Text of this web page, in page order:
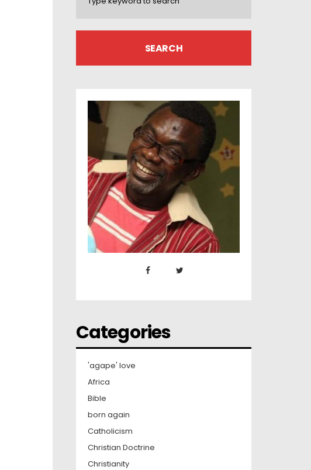
Categories
'agape' love
Africa
Bible
born again
Catholicism
Christian Doctrine
Christianity